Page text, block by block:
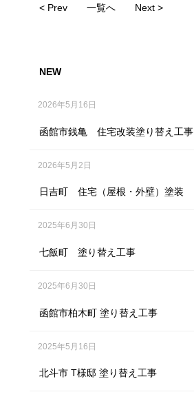
< Prev 一覧へ Next >
NEW
2026年5月16日
函館市銭亀 住宅改装塗り替え工事
2026年5月2日
日吉町 住宅（屋根・外壁）塗装
2025年6月30日
七飯町 塗り替え工事
2025年6月30日
函館市柏木町 塗り替え工事
2025年5月16日
北斗市 T様邸 塗り替え工事